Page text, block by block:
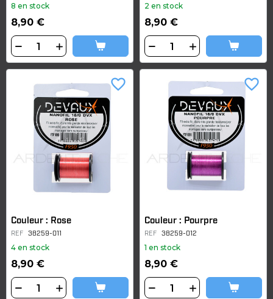
8 en stock
8,90 €
2 en stock
8,90 €
Couleur : Rose
REF 38259-011
4 en stock
8,90 €
favorite_border
Couleur : Pourpre
REF 38259-012
1 en stock
8,90 €
favorite_border